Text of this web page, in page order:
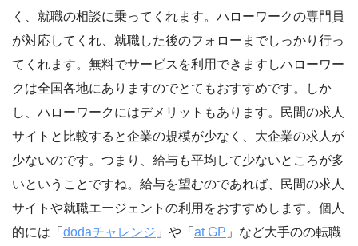
く、就職の相談に乗ってくれます。ハローワークの専門員
が対応してくれ、就職した後のフォローまでしっかり行っ
てくれます。無料でサービスを利用できますしハローワー
クは全国各地にありますのでとてもおすすめです。しか
し、ハローワークにはデメリットもあります。民間の求人
サイトと比較すると企業の規模が少なく、大企業の求人が
少ないのです。つまり、給与も平均して少ないところが多
いということですね。給与を望むのであれば、民間の求人
サイトや就職エージェントの利用をおすすめします。個人
的には「 dodaチャレンジ 」や「 at GP 」など大手のの転職